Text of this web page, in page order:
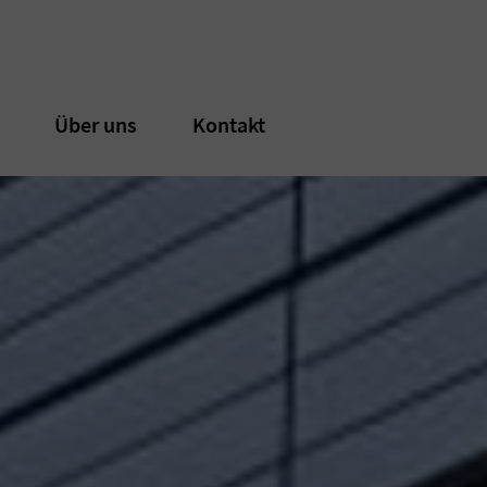
Über uns Kontakt
Über uns Kontakt